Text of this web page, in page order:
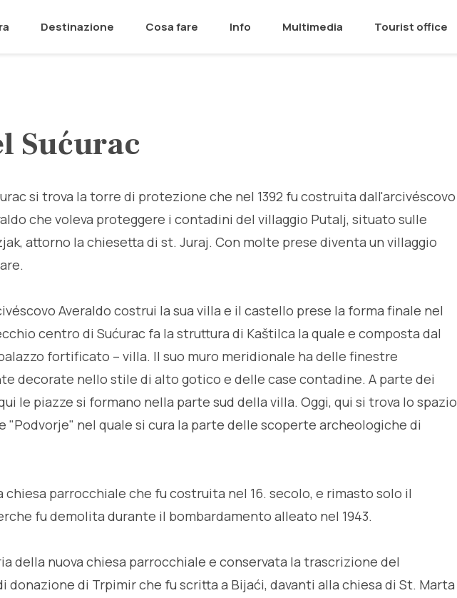
Destinazione Cosa fare Info Multimedia Tourist office
Sućurac
si trova la torre di protezione che nel 1392 fu costruita dall'arcivéscovo
che voleva proteggere i contadini del villaggio Putalj, situato sulle
attorno la chiesetta di st. Juraj. Con molte prese diventa un villaggio
Averaldo costrui la sua villa e il castello prese la forma finale nel
centro di Sućurac fa la struttura di Kaštilca la quale e composta dal
fortificato – villa. Il suo muro meridionale ha delle finestre
decorate nello stile di alto gotico e delle case contadine. A parte dei
le piazze si formano nella parte sud della villa. Oggi, qui si trova lo spazio
"Podvorje" nel quale si cura la parte delle scoperte archeologiche di
chiesa parrocchiale che fu costruita nel 16. secolo, e rimasto solo il
fu demolita durante il bombardamento alleato nel 1943.
della nuova chiesa parrocchiale e conservata la trascrizione del
donazione di Trpimir che fu scritta a Bijaći, davanti alla chiesa di St. Marta